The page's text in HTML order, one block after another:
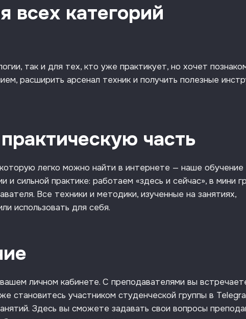
всех категорий
так и для тех, кто уже практикует, но хочет
расширить арсенал техник и получить полезные
часть
легко можно найти в интернете — наше обучение
сильной практике: работаем «здесь и сейчас», в мини
Все техники и методики, изученные на занятиях,
использовать для себя.
личном кабинете. С преподавателями вы
становитесь участником студенческой группы в
Здесь вы сможете задавать свои вопросы